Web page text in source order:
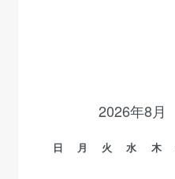
2026年8月
日 月 火 水 木